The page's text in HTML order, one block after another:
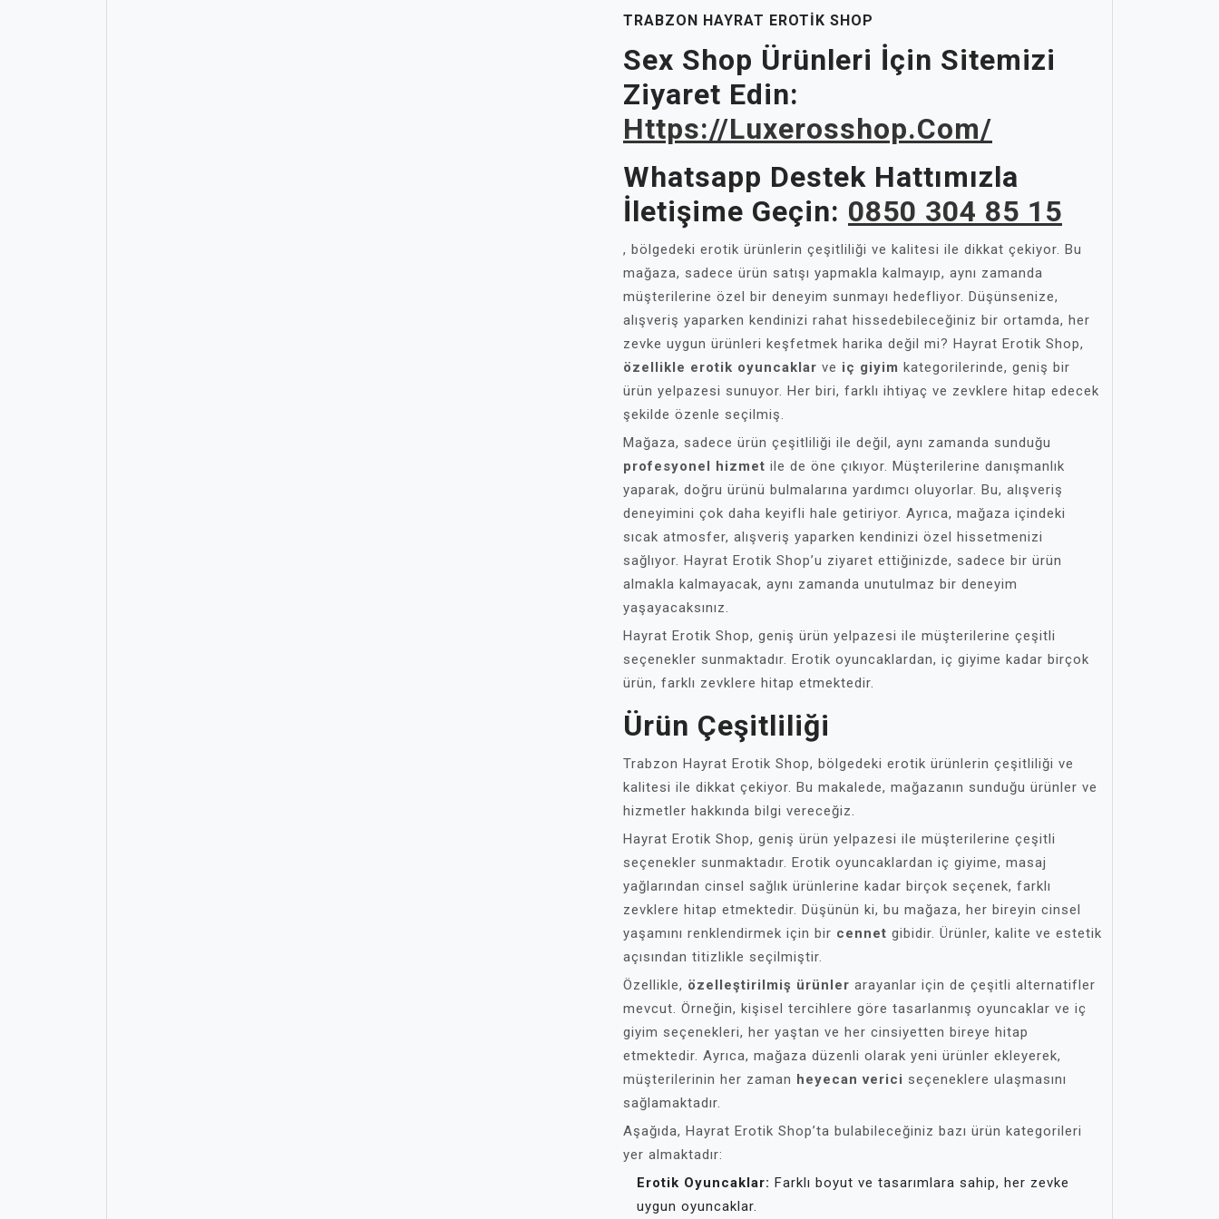
TRABZON HAYRAT EROTIK SHOP
Sex Shop Ürünleri İçin Sitemizi
Ziyaret Edin:
Https://luxerosshop.com/
Whatsapp Destek Hattımızla
İletişime Geçin: 0850 304 85 15
, bölgedeki erotik ürünlerin çeşitliliği ve kalitesi ile dikkat çekiyor. Bu
mağaza, sadece ürün satışı yapmakla kalmayıp, aynı zamanda
müşterilerine özel bir deneyim sunmayı hedefliyor. Düşünsenize,
alışveriş yaparken kendinizi rahat hissedebileceğiniz bir ortamda, her
zevke uygun ürünleri keşfetmek harika değil mi? Hayrat Erotik Shop,
özellikle erotik oyuncaklar ve iç giyim kategorilerinde, geniş bir
ürün yelpazesi sunuyor. Her biri, farklı ihtiyaç ve zevklere hitap edecek
şekilde özenle seçilmiş.
Mağaza, sadece ürün çeşitliliği ile değil, aynı zamanda sunduğu
profesyonel hizmet ile de öne çıkıyor. Müşterilerine danışmanlık
yaparak, doğru ürünü bulmalarına yardımcı oluyorlar. Bu, alışveriş
deneyimini çok daha keyifli hale getiriyor. Ayrıca, mağaza içindeki
sıcak atmosfer, alışveriş yaparken kendinizi özel hissetmenizi
sağlıyor. Hayrat Erotik Shop’u ziyaret ettiğinizde, sadece bir ürün
almakla kalmayacak, aynı zamanda unutulmaz bir deneyim
yaşayacaksınız.
Hayrat Erotik Shop, geniş ürün yelpazesi ile müşterilerine çeşitli
seçenekler sunmaktadır. Erotik oyuncaklardan, iç giyime kadar birçok
ürün, farklı zevklere hitap etmektedir.
Ürün Çeşitliliği
Trabzon Hayrat Erotik Shop, bölgedeki erotik ürünlerin çeşitliliği ve
kalitesi ile dikkat çekiyor. Bu makalede, mağazanın sunduğu ürünler ve
hizmetler hakkında bilgi vereceğiz.
Hayrat Erotik Shop, geniş ürün yelpazesi ile müşterilerine çeşitli
seçenekler sunmaktadır. Erotik oyuncaklardan iç giyime, masaj
yağlarından cinsel sağlık ürünlerine kadar birçok seçenek, farklı
zevklere hitap etmektedir. Düşünün ki, bu mağaza, her bireyin cinsel
yaşamını renklendirmek için bir cennet gibidir. Ürünler, kalite ve estetik
açısından titizlikle seçilmiştir.
Özellikle, özelleştirilmiş ürünler arayanlar için de çeşitli alternatifler
mevcut. Örneğin, kişisel tercihlere göre tasarlanmış oyuncaklar ve iç
giyim seçenekleri, her yaştan ve her cinsiyetten bireye hitap
etmektedir. Ayrıca, mağaza düzenli olarak yeni ürünler ekleyerek,
müşterilerinin her zaman heyecan verici seçeneklere ulaşmasını
sağlamaktadır.
Aşağıda, Hayrat Erotik Shop’ta bulabileceğiniz bazı ürün kategorileri
yer almaktadır:
Erotik Oyuncaklar: Farklı boyut ve tasarımlara sahip, her zevke
uygun oyuncaklar.